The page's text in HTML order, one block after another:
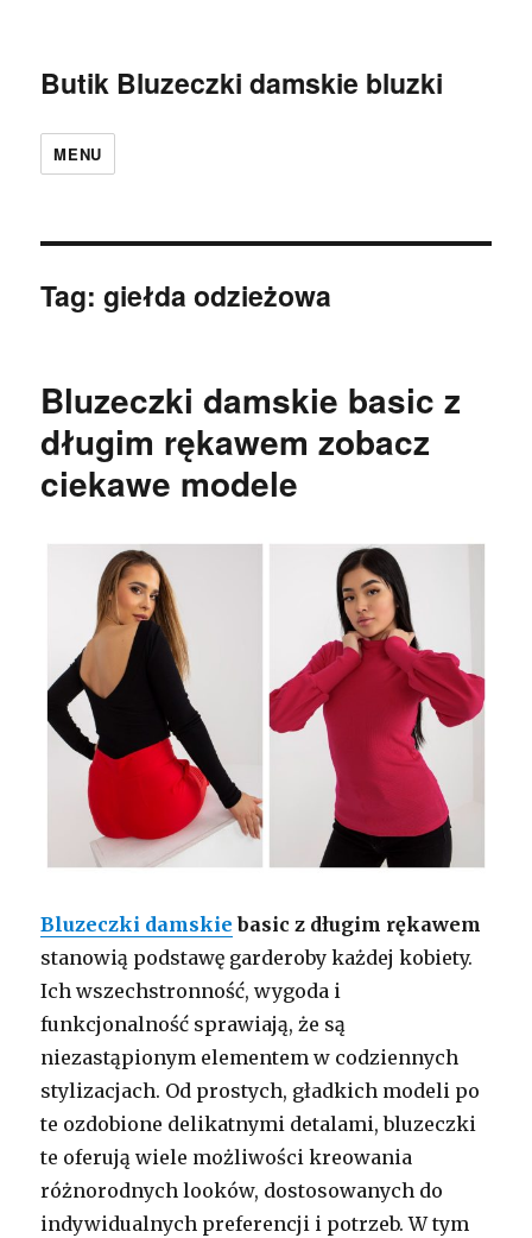
Butik Bluzeczki damskie bluzki
MENU
Tag:giełda odzieżowa
Bluzeczki damskie basic z
długim rękawem zobacz
ciekawe modele
Bluzeczki damskie basic z długim rękawem
stanowią podstawę garderoby każdej kobiety.
Ich wszechstronność, wygoda i
funkcjonalność sprawiają, że są
niezastąpionym elementem w codziennych
stylizacjach. Od prostych, gładkich modeli po
te ozdobione delikatnymi detalami, bluzeczki
te oferują wiele możliwości kreowania
różnorodnych looków, dostosowanych do
indywidualnych preferencji i potrzeb. W tym